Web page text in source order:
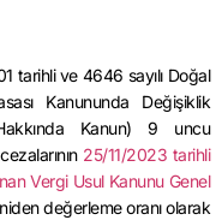
tarihli ve 4646 sayılı Doğal
Kanununda Değişiklik
Kanun) 9 uncu
25/11/2023 tarihli
Vergi Usul Kanunu Genel
değerleme oranı olarak